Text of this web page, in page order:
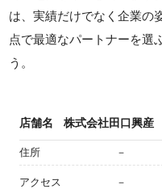
は、実績だけでなく企業の
点で最適なパートナーを選
う。
店舗名 株式会社田口興産
住所 －
アクセス －